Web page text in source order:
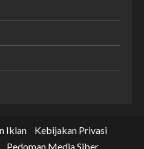
Iklan
Kebijakan Privasi
Pedoman Media Siber